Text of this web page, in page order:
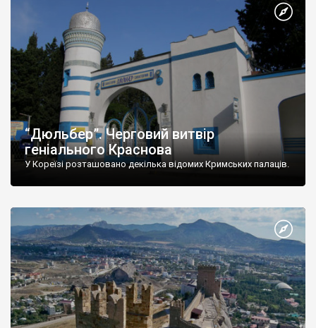
“Дюльбер”. Черговий витвір
геніального Краснова
У Кореїзі розташовано декілька відомих Кримських палаців.